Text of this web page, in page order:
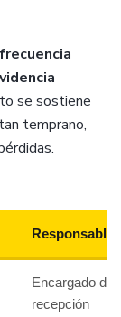
se sostiene
temprano,
Responsable
Encargado de
recepción